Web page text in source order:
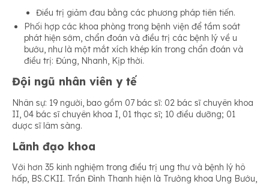
Điều trị giảm đau bằng các phương pháp tiên tiến.
Phối hợp các khoa phòng trong bệnh viện để tầm soát
phát hiện sớm, chẩn đoán và điều trị các bệnh lý về u
bướu, như là một mắt xích khép kín trong chẩn đoán và
điều trị: Đúng, Nhanh, Kịp thời.
Đội ngũ nhân viên y tế
Nhân sự: 19 người, bao gồm 07 bác sĩ: 02 bác sĩ chuyên khoa
II, 04 bác sĩ chuyên khoa I, 01 thạc sĩ; 10 điều dưỡng; 01
dược sĩ lâm sàng.
Lãnh đạo khoa
Với hơn 35 kinh nghiệm trong điều trị ung thư và bệnh lý hô
hấp, BS.CKII. Trần Đình Thanh hiện là Trưởng khoa Ung Bướu,